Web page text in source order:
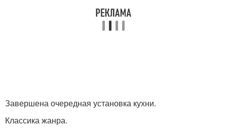
Завершена очередная установка кухни.
Классика жанра.